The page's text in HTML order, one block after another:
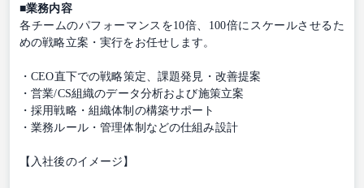
■業務内容
各チームのパフォーマンスを10倍、100倍にスケールさせるた
めの戦略立案・実行をお任せします。
・CEO直下での戦略策定、課題発見・改善提案
・営業/CS組織のデータ分析および施策立案
・採用戦略・組織体制の構築サポート
・業務ルール・管理体制などの仕組み設計
【入社後のイメージ】